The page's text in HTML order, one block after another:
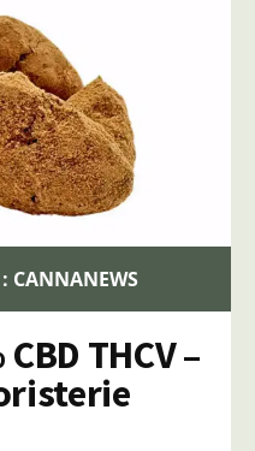
CANNANEWS
THCV –